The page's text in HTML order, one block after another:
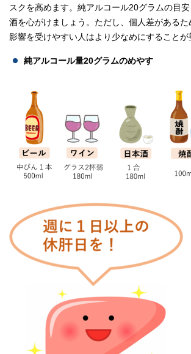
スクを高めます。純アルコール20グラムの目
酒を心がけましょう。ただし、個人差がある
影響を受けやすい人はより少なめにすることが
純アルコール量20グラムのめやす